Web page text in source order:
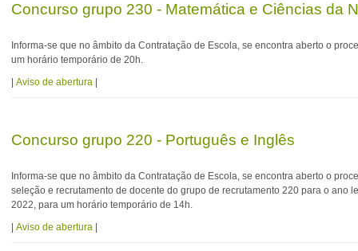
Concurso grupo 230 - Matemática e Ciências da
Informa-se que no âmbito da Contratação de Escola, se encontra aberto o
um horário temporário de 20h.
|Aviso de abertura
Concurso grupo 220 - Português e Inglês
Informa-se que no âmbito da Contratação de Escola, se encontra aberto o
seleção e recrutamento de docente do grupo de recrutamento 220 para o ano
2022, para um horário temporário de 14h.
|Aviso de abertura